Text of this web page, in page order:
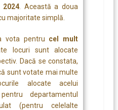
2024. Această a doua
majoritate simplă.
vota pentru cel mult
locuri sunt alocate
Dacă se constata,
sunt votate mai multe
alocate acelui
departamentul
(pentru celelalte